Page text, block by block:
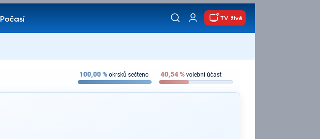
Počasí
TV živě
100,00% okrsků sečteno 40,54% volební účast